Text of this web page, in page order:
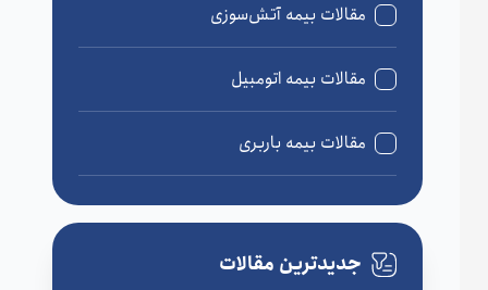
مقالات بیمه آتش‌سوزی
مقالات بیمه اتومبیل
مقالات بیمه باربری
مقالات بیمه درمان
مقالات بیمه زندگی
جدیدترین مقالات